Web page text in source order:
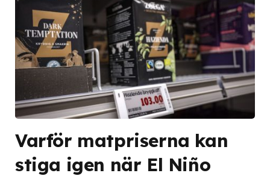
Varför matpriserna kan
stiga igen när El Niño